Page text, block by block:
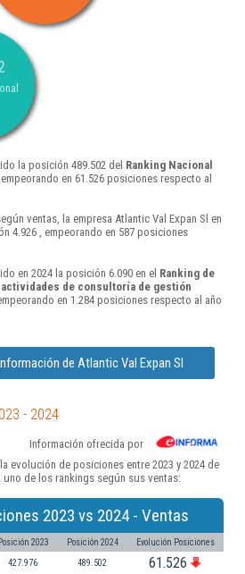
la posición 489.502 del Ranking Nacional
en 61.526 posiciones respecto al
ventas, la empresa Atlantic Val Expan Sl en
4.926 , empeorando en 587 posiciones
en 2024 la posición 6.090 en el Ranking de
de consultoría de gestión
en 1.284 posiciones respecto al año
de Atlantic Val Expan Sl
- 2024
Información ofrecida por
evolución de posiciones entre 2023 y 2024 de
uno de los rankings según sus ventas:
2023 vs 2024 - Ventas
Posición 2023 Posición 2024 Evolución Posiciones
427.976 489.502 61.526